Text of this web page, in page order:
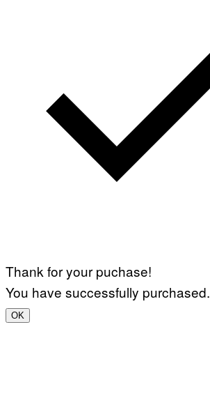
Thank for your puchase!
You have successfully purchased.
OK